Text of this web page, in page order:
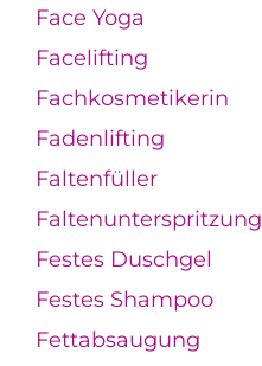
Face Yoga
Facelifting
Fachkosmetikerin
Fadenlifting
Faltenfüller
Faltenunterspritzung
Festes Duschgel
Festes Shampoo
Fettabsaugung